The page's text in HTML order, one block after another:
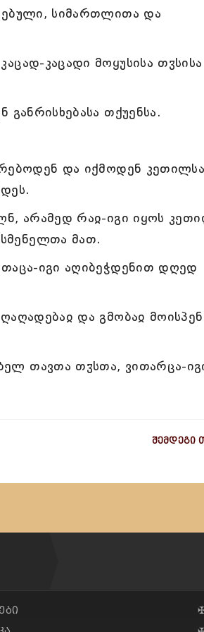
სიმართლითა და
კაცადი მოყუსისა თჳსისა
თქუენსა.
და იქმოდენ
არამედ რაჲ-იგი იყოს
მათ.
იგი აღიბეჭდენით დღედ
და გმობაჲ მოისპენ
თავთა თჳსთა, ვითარცა-
შემდეგი